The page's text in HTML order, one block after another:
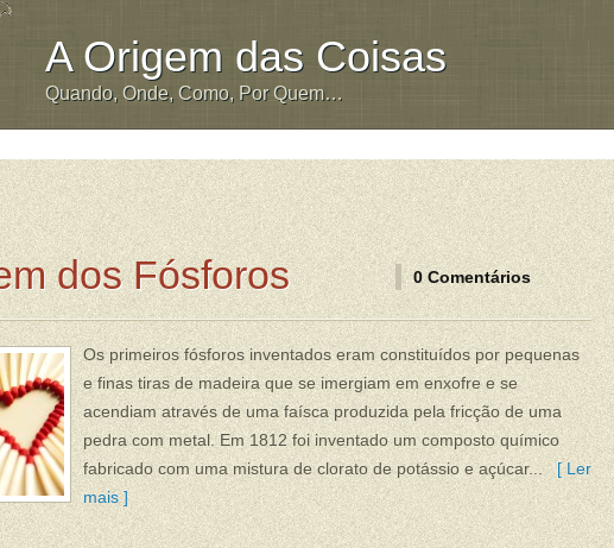
A Origem das Coisas
Quando, Onde, Como, Por Quem…
dos Fósforos 0 Comentários
Os primeiros fósforos inventados eram constituídos por pequenas
e finas tiras de madeira que se imergiam em enxofre e se
acendiam através de uma faísca produzida pela fricção de uma
pedra com metal. Em 1812 foi inventado um composto químico
fabricado com uma mistura de clorato de potássio e açúcar...[ Ler
mais ]